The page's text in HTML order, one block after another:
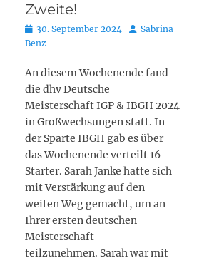
Zweite!
Posted
on
30. September 2024 AutorSabrina
Benz
An diesem Wochenende fand
die dhv Deutsche
Meisterschaft IGP & IBGH 2024
in Großwechsungen statt. In
der Sparte IBGH gab es über
das Wochenende verteilt 16
Starter. Sarah Janke hatte sich
mit Verstärkung auf den
weiten Weg gemacht, um an
Ihrer ersten deutschen
Meisterschaft
teilzunehmen. Sarah war mit